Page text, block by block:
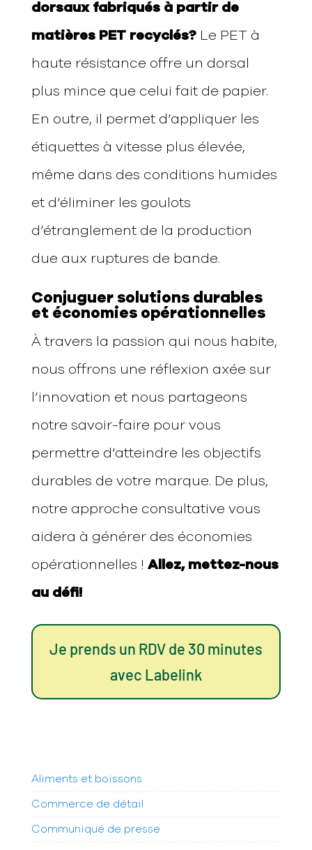
dorsaux fabriqués à partir de
matières PET recyclés?Le PET à
haute résistance offre un dorsal
plus mince que celui fait de papier.
En outre, il permet d’appliquer les
étiquettes à vitesse plus élevée,
même dans des conditions humides
et d’éliminer les goulots
d’étranglement de la production
due aux ruptures de bande.
Conjuguer solutions durables
et économies opérationnelles
À travers la passion qui nous habite,
nous offrons une réflexion axée sur
l’innovation et nous partageons
notre savoir-faire pour vous
permettre d’atteindre les objectifs
durables de votre marque. De plus,
notre approche consultative vous
aidera à générer des économies
opérationnelles ! Allez, mettez-nous
au défi!
Je prends un RDV de 30 minutes
avec Labelink
Aliments et boissons
Commerce de détail
Communiqué de presse